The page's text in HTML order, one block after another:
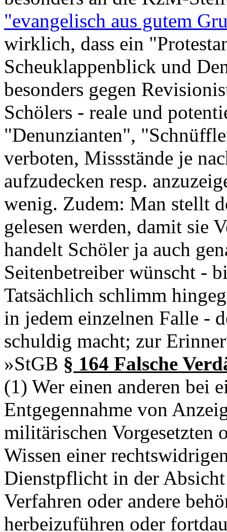
"evangelisch aus gutem
wirklich, dass ein
Scheuklappenblick und
besonders gegen
Schölers - reale und
"Denunzianten",
verboten, Missstände je
aufzudecken resp.
wenig. Zudem: Man stellt
gelesen werden, damit sie
handelt Schöler ja auch
Seitenbetreiber wünscht -
Tatsächlich schlimm
in jedem einzelnen Falle -
schuldig macht; zur
»StGB § 164 Falsche
(1) Wer einen anderen bei
Entgegennahme von
militärischen Vorgesetzten
Wissen einer
Dienstpflicht in der
Verfahren oder andere
herbeizuführen oder